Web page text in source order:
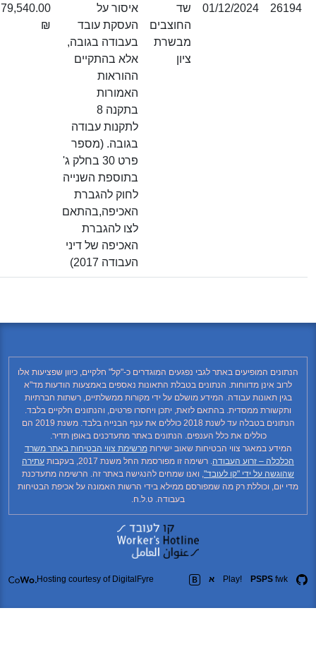
01/12/2024
שד
איסור על
העסקת עובד
בעבודה בגובה,
אלא בהתקיים
לתקנות עבודה
בגובה. (מספר
פרט 30 בחלק ג'
בתוספת השנייה
לחוק להגברת
האכיפה,בהתאם
לצו להגברת
האכיפה של דיני
79,540.00
₪
באתר לגבי נפגעים המוגדרים כ-"קל" חלקיים, כיוון שפציעות אלו
מדווחות. הנתונים בטבלת התאונות נאספים באמצעות הודעות מד"א
עבודה. המידע מושלם על ידי מקורות ממשלתיים, רשתות חברתיות
ממסדית. בהתאם לזאת, יתכן ויחסרו פרטים, והנתונים חלקיים בלבד.
הנתונים בטבלה עד לשנת 2018 כוללים את ענף הבנייה בלבד. משנת 2019 הם
כוללים את כלל הענפים. הנתונים באתר מתעדכנים באופן תדיר.
צווי הבטיחות שאוב ישירותמרשימת צווי הבטיחות באתר משרד
זרוע העבודה. רשימה זו מפורסמת החל משנת 2017, בעקבות
עתירה
ידי "קו לעובד", ואנו שמחים להנגישה באתר זה. הרשימה מתעדכנת
רק מה שמפורסם ממילא בידי הרשות האמונה על אכיפת הבטיחות
בעבודה. ט.ל.ח.
Hosting courtesy of DigitalFyre א Play!